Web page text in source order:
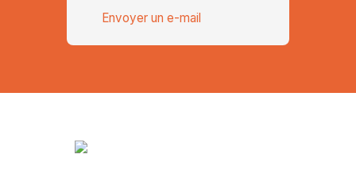
Envoyer un e-mail